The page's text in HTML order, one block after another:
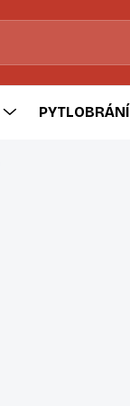
PYTLOBRÁNÍ